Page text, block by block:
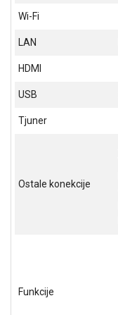
NAVIGACIJE
VIDEO
SIGURNOSNA
KANCELARIJSKI
PRIBOR
Wi-Fi
LAN
HDMI
USB
Tjuner
Ostale konekcije
Funkcije